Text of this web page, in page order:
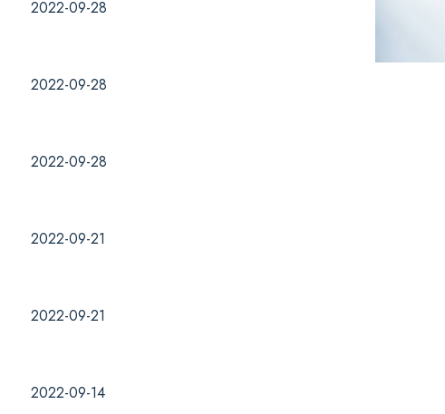
2022-09-28
2022-09-28
2022-09-28
2022-09-21
2022-09-21
2022-09-14